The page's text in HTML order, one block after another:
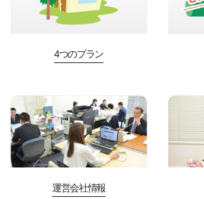
4つのプラン
運営会社情報